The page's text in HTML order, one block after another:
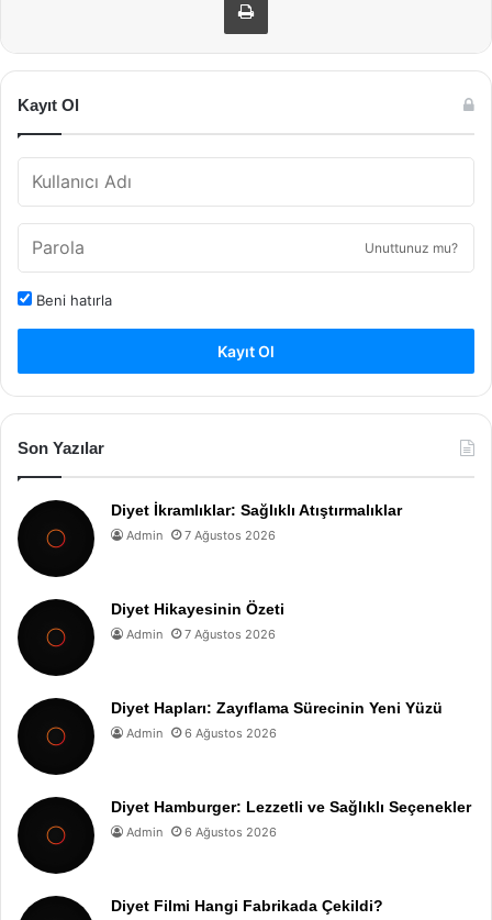
Kayıt Ol
Unuttunuz mu?
Beni hatırla
Kayıt Ol
Son Yazılar
Diyet İkramlıklar: Sağlıklı Atıştırmalıklar
Admin 7 Ağustos 2026
Diyet Hikayesinin Özeti
Admin 7 Ağustos 2026
Diyet Hapları: Zayıflama Sürecinin Yeni Yüzü
Admin 6 Ağustos 2026
Diyet Hamburger: Lezzetli ve Sağlıklı Seçenekler
Admin 6 Ağustos 2026
Diyet Filmi Hangi Fabrikada Çekildi?